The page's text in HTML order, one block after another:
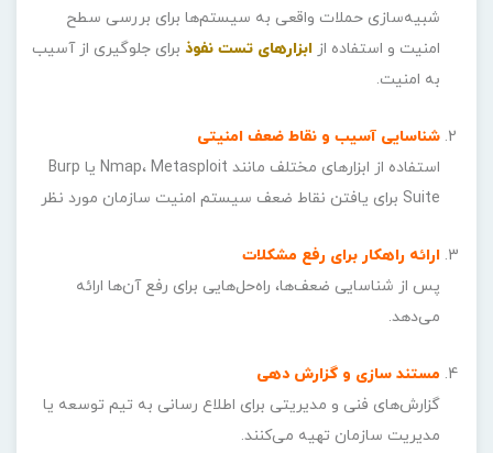
شبیه‌سازی حملات واقعی به سیستم‌ها برای بررسی سطح
امنیت و استفاده از ابزارهای تست نفوذ برای جلوگیری از آسیب
به امنیت.
شناسایی آسیب و نقاط ضعف امنیتی
استفاده از ابزارهای مختلف مانند Nmap، Metasploit یا Burp
Suite برای یافتن نقاط ضعف سیستم امنیت سازمان مورد نظر
ارائه راهکار برای رفع مشکلات
پس از شناسایی ضعف‌ها، راه‌حل‌هایی برای رفع آن‌ها ارائه
می‌دهد.
مستند سازی و گزارش ‌دهی
گزارش‌های فنی و مدیریتی برای اطلاع‌ رسانی به تیم توسعه یا
مدیریت سازمان تهیه می‌کنند.